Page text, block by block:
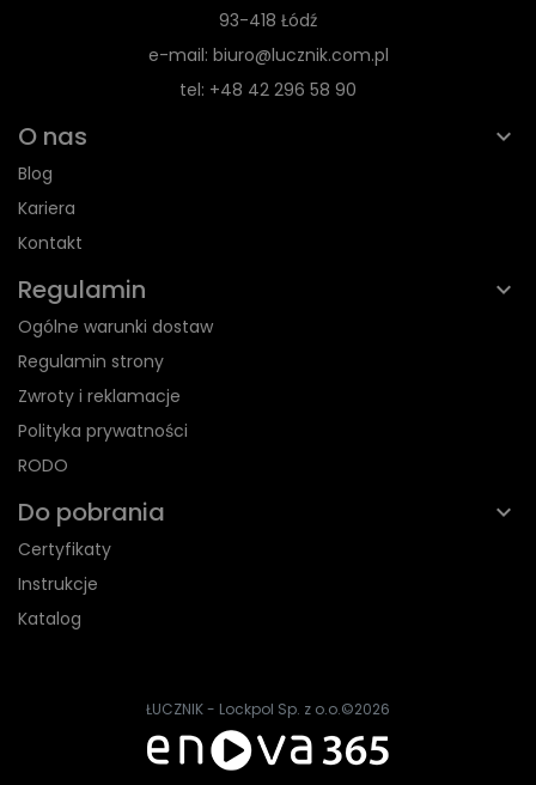
93-418 Łódź
e-mail: biuro@lucznik.com.pl
tel: +48 42 296 58 90
O nas
Blog
Kariera
Kontakt
Regulamin
Ogólne warunki dostaw
Regulamin strony
Zwroty i reklamacje
Polityka prywatności
RODO
Do pobrania
Certyfikaty
Instrukcje
Katalog
ŁUCZNIK - Lockpol Sp. z o.o.©2026